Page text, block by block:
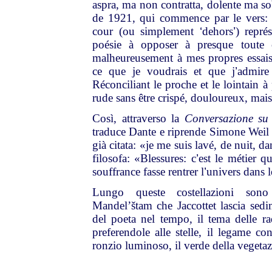
aspra, ma non contratta, dolente ma
de 1921, qui commence par le
cour (ou simplement ‘dehors’)
poésie à opposer à presque toute
malheureusement à mes propres
ce que je voudrais et que j’
Réconciliant le proche et le lointain à
rude sans être crispé, douloureux,
Così, attraverso la Conversazione
traduce Dante e riprende Simone
già citata: «je me suis lavé, de nuit,
filosofa: «Blessures: c’est le métier
souffrance fasse rentrer l’univers dans
Lungo queste costellazioni
Mandel’štam che Jaccottet lascia
del poeta nel tempo, il tema delle
preferendole alle stelle, il legame
ronzio luminoso, il verde della